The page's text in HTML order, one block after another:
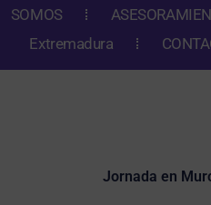
SOMOS
Extremadura
Jornada en